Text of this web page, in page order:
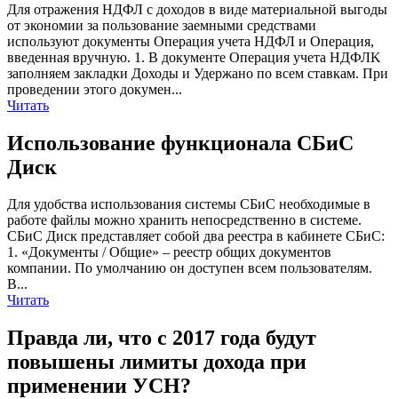
Для отражения НДФЛ с доходов в виде материальной выгоды
от экономии за пользование заемными средствами
используют документы Операция учета НДФЛ и Операция,
введенная вручную. 1. В документе Операция учета НДФЛK
заполняем закладки Доходы и Удержано по всем ставкам. При
проведении этого докумен...
Читать
Использование функционала СБиС
Диск
Для удобства использования системы СБиС необходимые в
работе файлы можно хранить непосредственно в системе.
СБиС Диск представляет собой два реестра в кабинете СБиС:
1. «Документы / Общие» – реестр общих документов
компании. По умолчанию он доступен всем пользователям.
В...
Читать
Правда ли, что с 2017 года будут
повышены лимиты дохода при
применении УСН?